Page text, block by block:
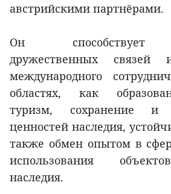
австрийскими партнёрами.
Он способствует
дружественных связей
международного
областях, как
туризм, сохранение и
ценностей наследия,
также обмен опытом в
использования
наследия.